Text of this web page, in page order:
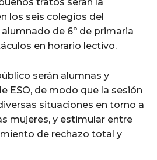
los seis colegios del
de 6º de primaria
en horario lectivo.
serán alumnas y
ESO, de modo que la sesión
situaciones en torno a
mujeres, y estimular entre
de rechazo total y